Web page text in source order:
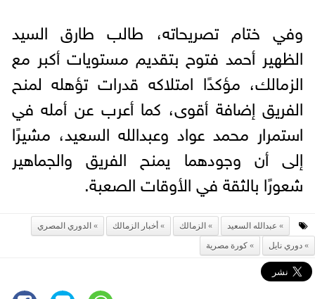
وفي ختام تصريحاته، طالب طارق السيد
الظهير أحمد فتوح بتقديم مستويات أكبر مع
الزمالك، مؤكدًا امتلاكه قدرات تؤهله لمنح
الفريق إضافة أقوى، كما أعرب عن أمله في
استمرار محمد عواد وعبدالله السعيد، مشيرًا
إلى أن وجودهما يمنح الفريق والجماهير
شعورًا بالثقة في الأوقات الصعبة.
عبدالله السعيد الزمالك أخبار الزمالك
الدوري المصري
دوري نايل
كورة مصرية